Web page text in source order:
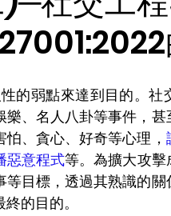
、名人八卦等事件，
、貪心、好奇等心理，
惡意程式等。為擴大攻擊
目標，透過其熟識的
的目的。